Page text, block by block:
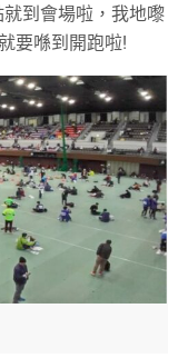
就到會場啦，我地嚟
要喺到開跑啦!